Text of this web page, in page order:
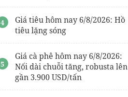
Giá tiêu hôm nay 6/8/2026: Hồ
tiêu lặng sóng
Giá cà phê hôm nay 6/8/2026:
Nối dài chuỗi tăng, robusta lên
gần 3.900 USD/tấn